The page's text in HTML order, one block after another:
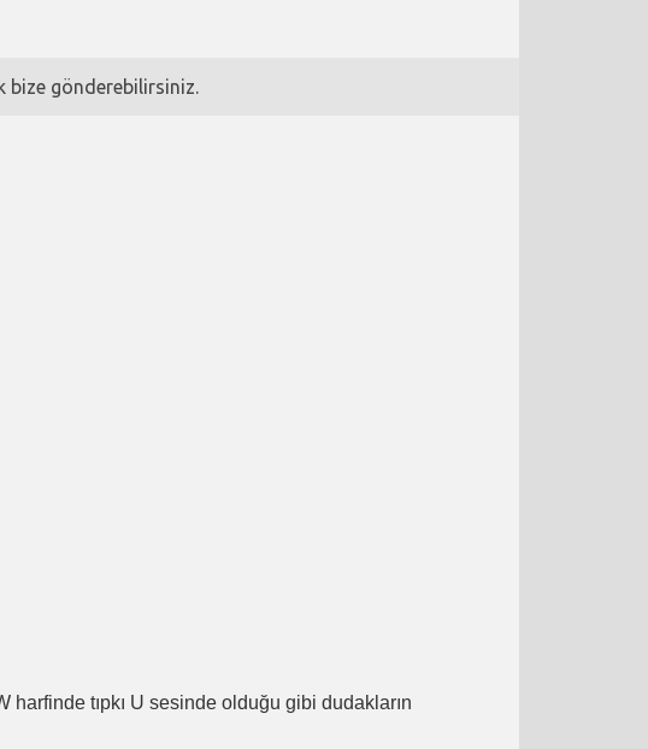
bize gönderebilirsiniz.
tıpkı U sesinde olduğu gibi dudakların